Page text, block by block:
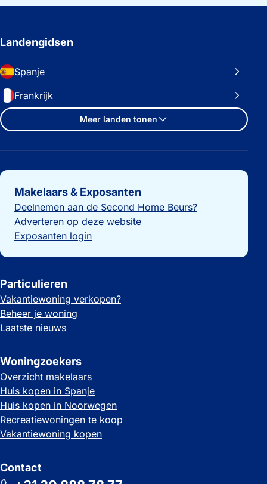
Landengidsen
Spanje
Frankrijk
Meer landen tonen
Belangrijke links
Makelaars & Exposanten
Deelnemen aan de Second Home Beurs?
Adverteren op deze website
Exposanten login
Particulieren
Vakantiewoning verkopen?
Beheer je woning
Laatste nieuws
Woningzoekers
Overzicht makelaars
Huis kopen in Spanje
Huis kopen in Noorwegen
Recreatiewoningen te koop
Vakantiewoning kopen
Contact